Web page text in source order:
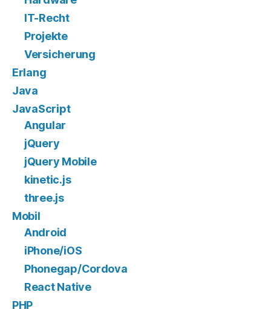
IT-Recht
Projekte
Versicherung
Erlang
Java
JavaScript
Angular
jQuery
jQuery Mobile
kinetic.js
three.js
Mobil
Android
iPhone/iOS
Phonegap/Cordova
React Native
PHP